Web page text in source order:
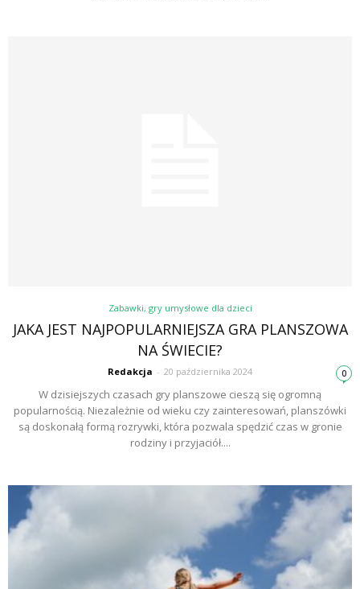
Zabawki, gry umysłowe dla dzieci
JAKA JEST NAJPOPULARNIEJSZA GRA PLANSZOWA
NA ŚWIECIE?
Redakcja - 20 października 2024 0
W dzisiejszych czasach gry planszowe cieszą się ogromną
popularnością. Niezależnie od wieku czy zainteresowań, planszówki
są doskonałą formą rozrywki, która pozwala spędzić czas w gronie
rodziny i przyjaciół....